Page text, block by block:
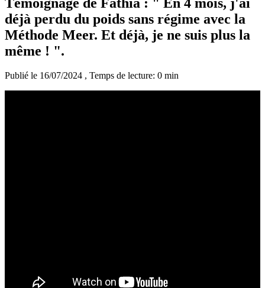
déjà perdu du poids sans régime avec la
Méthode Meer. Et déjà, je ne suis plus la
même ! ".
Publié le 16/07/2024 , Temps de lecture: 0 min